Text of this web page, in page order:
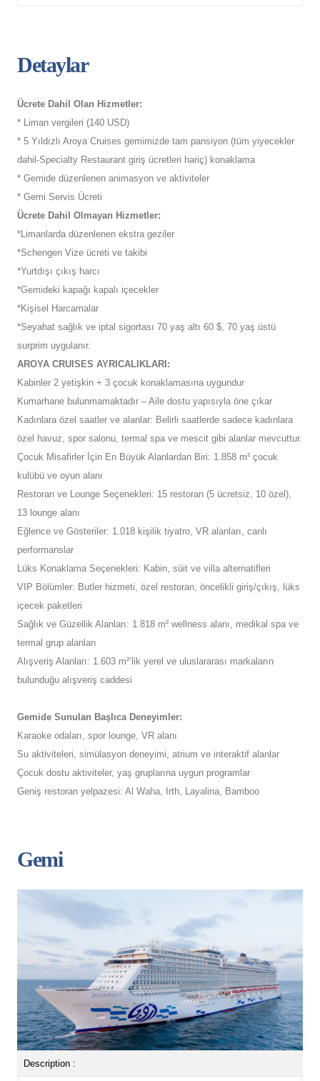
Detaylar
Ücrete Dahil Olan Hizmetler:
* Liman vergileri (140 USD)
* 5 Yıldızlı Aroya Cruises gemimizde tam pansiyon (tüm yiyecekler
dahil-Specialty Restaurant giriş ücretleri hariç) konaklama
* Gemide düzenlenen animasyon ve aktiviteler
* Gemi Servis Ücreti
Ücrete Dahil Olmayan Hizmetler:
*Limanlarda düzenlenen ekstra geziler
*Schengen Vize ücreti ve takibi
*Yurtdışı çıkış harcı
*Gemideki kapağı kapalı içecekler
*Kişisel Harcamalar
*Seyahat sağlık ve iptal sigortası 70 yaş altı 60 $, 70 yaş üstü
surprim uygulanır.
AROYA CRUISES AYRICALIKLARI:
Kabinler 2 yetişkin + 3 çocuk konaklamasına uygundur
Kumarhane bulunmamaktadır – Aile dostu yapısıyla öne çıkar
Kadınlara özel saatler ve alanlar: Belirli saatlerde sadece kadınlara
özel havuz, spor salonu, termal spa ve mescit gibi alanlar mevcuttur.
Çocuk Misafirler İçin En Büyük Alanlardan Biri: 1.858 m² çocuk
kulübü ve oyun alanı
Restoran ve Lounge Seçenekleri: 15 restoran (5 ücretsiz, 10 özel),
13 lounge alanı
Eğlence ve Gösteriler: 1.018 kişilik tiyatro, VR alanları, canlı
performanslar
Lüks Konaklama Seçenekleri: Kabin, süit ve villa alternatifleri
VIP Bölümler: Butler hizmeti, özel restoran, öncelikli giriş/çıkış, lüks
içecek paketleri
Sağlık ve Güzellik Alanları: 1.818 m² wellness alanı, medikal spa ve
termal grup alanları
Alışveriş Alanları: 1.603 m²’lik yerel ve uluslararası markaların
bulunduğu alışveriş caddesi
Gemide Sunulan Başlıca Deneyimler:
Karaoke odaları, spor lounge, VR alanı
Su aktiviteleri, simülasyon deneyimi, atrium ve interaktif alanlar
Çocuk dostu aktiviteler, yaş gruplarına uygun programlar
Geniş restoran yelpazesi: Al Waha, Irth, Layalina, Bamboo
Gemi
Description :